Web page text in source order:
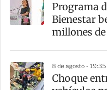
Programa
Bienestar
millones
8 de agosto -
Choque